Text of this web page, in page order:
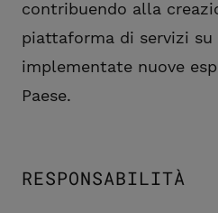
contribuendo alla
piattaforma di servizi su
implementate nuove
Paese.
RESPONSABILITÀ